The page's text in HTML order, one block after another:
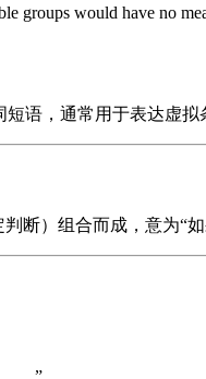
groups would have no
语，通常用于表达虚
断）组合而成，意为“